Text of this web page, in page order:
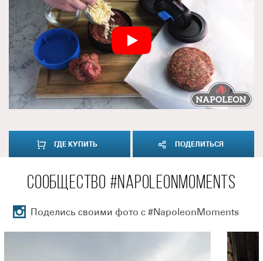
ГДЕ КУПИТЬ ПОДЕЛИТЬСЯ
СООБЩЕСТВО #NAPOLEONMOMENTS
Поделись своими фото с #NapoleonMoments